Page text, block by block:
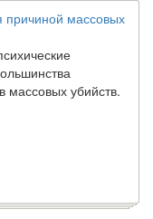
причиной массовых
массовых убийств.